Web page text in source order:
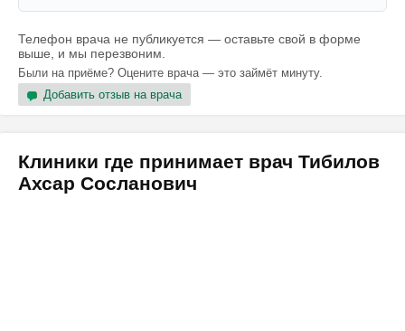
Телефон врача не публикуется — оставьте свой в форме
выше, и мы перезвоним.
Были на приёме? Оцените врача — это займёт минуту.
Добавить отзыв на врача
Клиники где принимает врач Тибилов
Ахсар Сосланович